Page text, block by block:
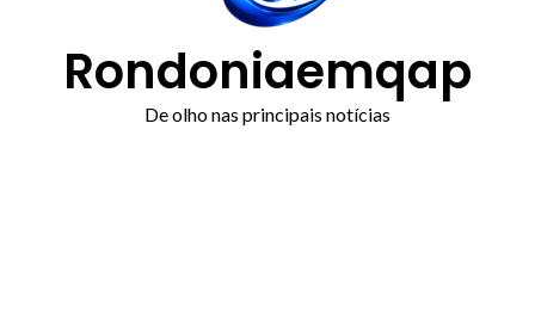
Rondoniaemqap
De olho nas principais notícias